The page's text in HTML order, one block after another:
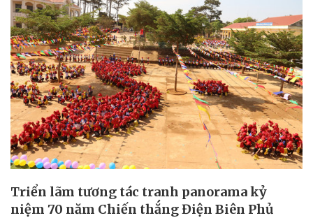
Triển lãm tương tác tranh panorama kỷ
niệm 70 năm Chiến thắng Điện Biên Phủ